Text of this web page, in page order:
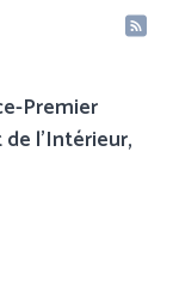
Premier
l'Intérieur,